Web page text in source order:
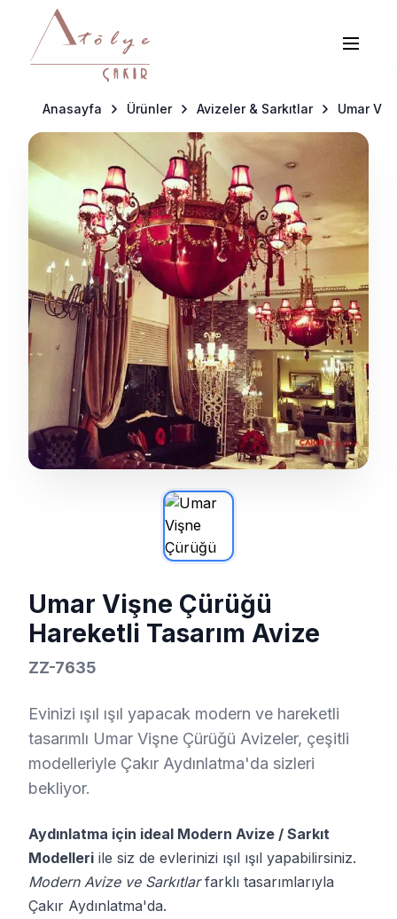
Anasayfa Ürünler Avizeler & Sarkıtlar Umar
Umar Vişne Çürüğü
Hareketli Tasarım Avize
ZZ-7635
Evinizi ışıl ışıl yapacak modern ve hareketli
tasarımlı Umar Vişne Çürüğü Avizeler, çeşitli
modelleriyle Çakır Aydınlatma'da sizleri
bekliyor.
Aydınlatma için ideal Modern Avize / Sarkıt
Modelleri ile siz de evlerinizi ışıl ışıl yapabilirsiniz.
Modern Avize ve Sarkıtlarfarklı tasarımlarıyla
Çakır Aydınlatma'da.